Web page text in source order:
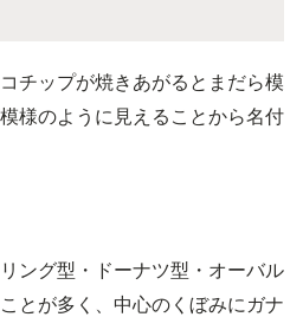
チップが焼きあがるとまだら模
様のように見えることから名付
ング型・ドーナツ型・オーバル
とが多く、中心のくぼみにガナ